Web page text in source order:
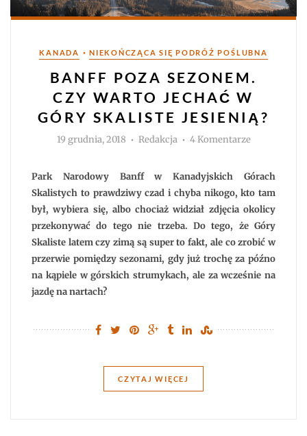
Kategorie
KANADA • NIEKOŃCZĄCA SIĘ PODRÓŻ POŚLUBNA
BANFF POZA SEZONEM.
CZY WARTO JECHAĆ W
GÓRY SKALISTE JESIENIĄ?
19 grudnia, 2018 Autor
Redakcja 4 Komentarzedo
Czy
warto
jechać
Góry
Skaliste
jesienią?
Park Narodowy Banff w Kanadyjskich Górach
Skalistych to prawdziwy czad i chyba nikogo, kto tam
był, wybiera się, albo chociaż widział zdjęcia okolicy
przekonywać do tego nie trzeba. Do tego, że Góry
Skaliste latem czy zimą są super to fakt, ale co zrobić w
przerwie pomiędzy sezonami, gdy już trochę za późno
na kąpiele w górskich strumykach, ale za wcześnie na
jazdę na nartach?
CZYTAJ WIĘCEJ